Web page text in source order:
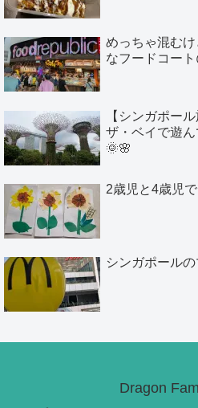
めっちゃ混む
なフードコー
【シンガポー
ザ・ベイで遊
🌞🌸
2歳児と4歳児
シンガポール
Dragon